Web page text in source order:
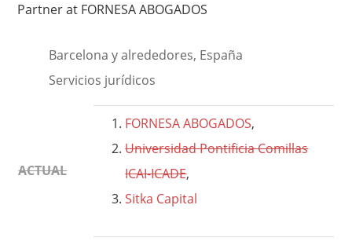
Partner at FORNESA ABOGADOS
Barcelona y alrededores, España
Servicios jurídicos
ACTUAL
FORNESA ABOGADOS,
Universidad Pontificia Comillas
ICAI-ICADE,
Sitka Capital